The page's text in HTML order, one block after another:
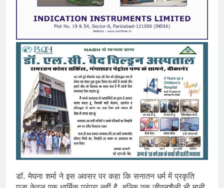
डॉ. मेघना शर्मा ने इस अवसर पर कहा कि सनातन धर्म में प्रकृति